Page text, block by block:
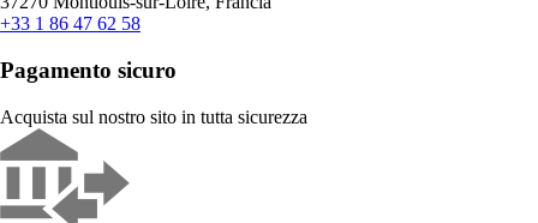
+33 1 86 47 62 58
Pagamento sicuro
Acquista sul nostro sito in tutta sicurezza